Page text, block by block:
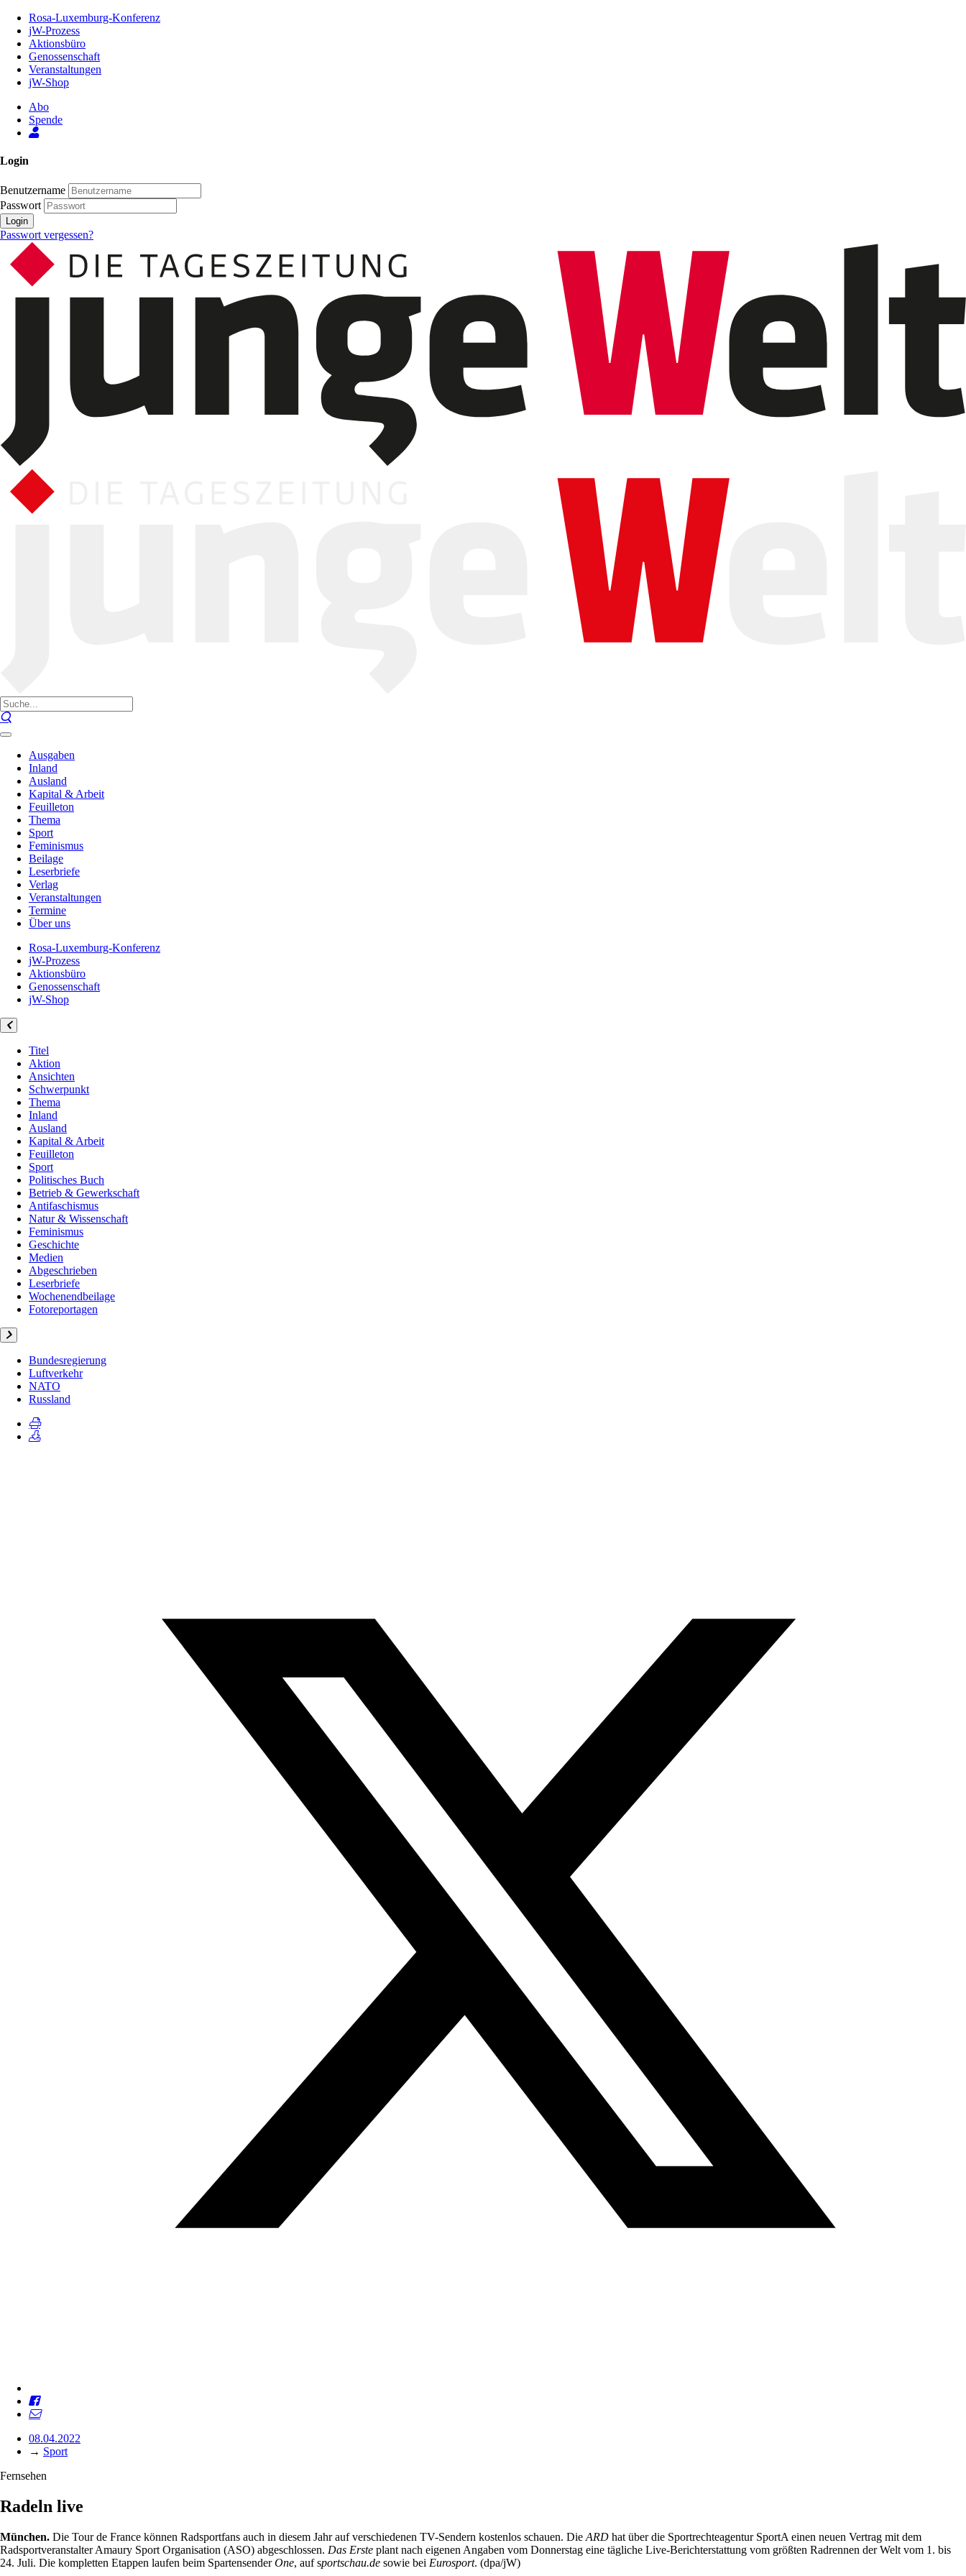
Inhalt
Seite
Rosa-Luxemburg-Konferenz
jW-Prozess
Aktionsbüro
Genossenschaft
Veranstaltungen
jW-Shop
Abo
Spende
Login
Benutzername
Passwort
Login
Passwort vergessen?
Ausgaben
Inland
Ausland
Kapital & Arbeit
Feuilleton
Thema
Sport
Feminismus
Beilage
Leserbriefe
Verlag
Veranstaltungen
Termine
Über uns
Rosa-Luxemburg-Konferenz
jW-Prozess
Aktionsbüro
Genossenschaft
jW-Shop
Titel
Aktion
Ansichten
Schwerpunkt
Thema
Inland
Ausland
Kapital & Arbeit
Feuilleton
Sport
Politisches Buch
Betrieb & Gewerkschaft
Antifaschismus
Natur & Wissenschaft
Feminismus
Geschichte
Medien
Abgeschrieben
Leserbriefe
Wochenendbeilage
Fotoreportagen
Bundesregierung
Luftverkehr
NATO
Russland
08.04.2022
→ Sport
Fernsehen
Radeln live
München. Die Tour de France können Radsportfans auch in diesem Jahr auf verschiedenen TV-Sendern kostenlos schauen. Die ARD hat über die Sportrechteagentur SportA einen neuen Vertrag mit dem
Radsportveranstalter Amaury Sport Organisation (ASO) abgeschlossen. Das Erste plant nach eigenen Angaben vom Donnerstag eine tägliche Live-Berichterstattung vom größten Radrennen der Welt vom 1. bis
24. Juli. Die kompletten Etappen laufen beim SpartensenderOne, auf sportschau.de sowie bei Eurosport. (dpa/jW)